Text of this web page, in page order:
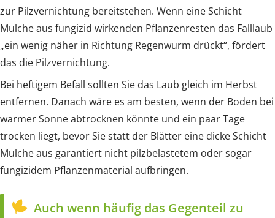
zur Pilzvernichtung bereitstehen. Wenn eine Schicht
Mulche aus fungizid wirkenden Pflanzenresten das Falllaub
„ein wenig näher in Richtung Regenwurm drückt“, fördert
das die Pilzvernichtung.
Bei heftigem Befall sollten Sie das Laub gleich im Herbst
entfernen. Danach wäre es am besten, wenn der Boden bei
warmer Sonne abtrocknen könnte und ein paar Tage
trocken liegt, bevor Sie statt der Blätter eine dicke Schicht
Mulche aus garantiert nicht pilzbelastetem oder sogar
fungizidem Pflanzenmaterial aufbringen.
Auch wenn häufig das Gegenteil zu